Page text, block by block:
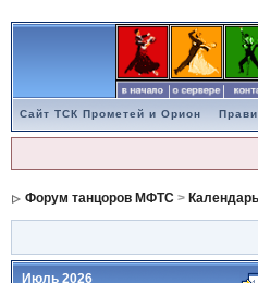
Сайт ТСК Прометей и Орион
Форум танцоров МФТС> Календарь
Июль 2026